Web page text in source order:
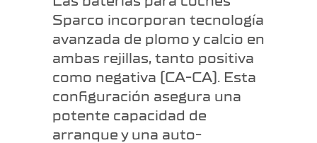
Sparco incorporan tecnología
avanzada de plomo y calcio en
ambas rejillas, tanto positiva
como negativa (CA-CA). Esta
configuración asegura una
potente capacidad de
arranque y una auto-